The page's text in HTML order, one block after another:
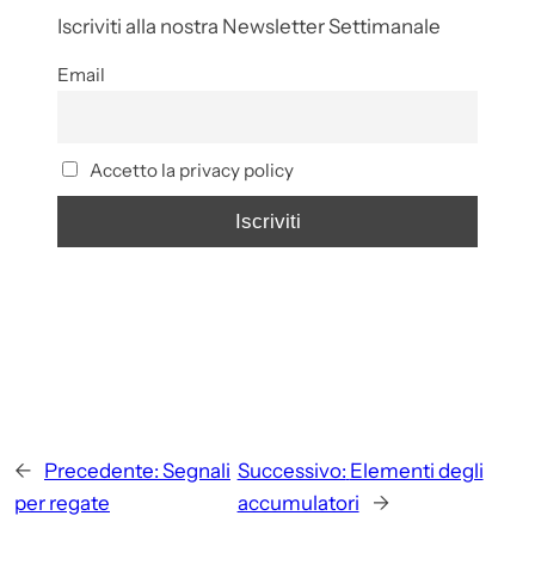
Iscriviti alla nostra Newsletter Settimanale
Email
Accetto la privacy policy
← Precedente: Segnali
per regate
Successivo: Elementi degli
accumulatori
→